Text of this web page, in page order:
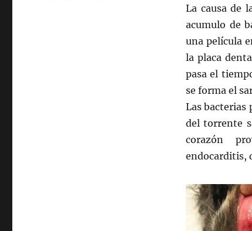
La causa de
acumulo de
una película
la placa
pasa el
se forma el
Las bacterias
del torrente
corazón
endocarditis,